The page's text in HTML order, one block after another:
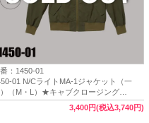
：1450-01
イトMA-1ジャケット（一
（M・L）★キャブクロージング
）【完売】
3,400円(税込3,740円)